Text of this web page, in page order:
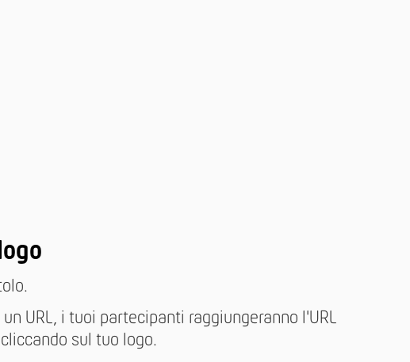
URL, i tuoi partecipanti raggiungeranno l'URL
sul tuo logo.